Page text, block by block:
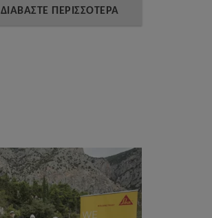
ΔΙΑΒΑΣΤΕ ΠΕΡΙΣΣΟΤΕΡΑ